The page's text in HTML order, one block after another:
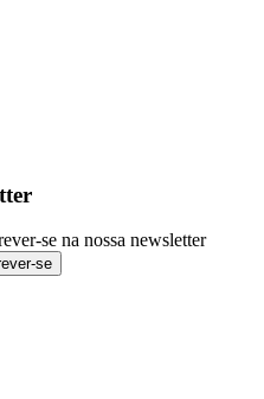
se na nossa newsletter
se